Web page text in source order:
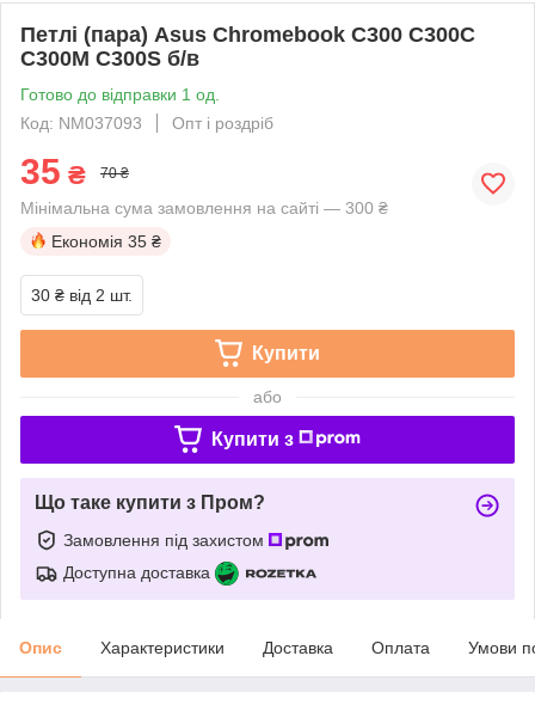
Петлі (пара) Asus Chromebook C300 C300C
C300M C300S б/в
Готово до відправки 1 од.
Код: NM037093
Опт і роздріб
35 ₴ 70 ₴
Мінімальна сума замовлення на сайті — 300 ₴
Економія 35 ₴
30 ₴ від 2 шт.
Купити
або
Купити з
Що таке купити з Пром?
Замовлення під захистом
Доступна доставка
Опис Характеристики Доставка Оплата Умови